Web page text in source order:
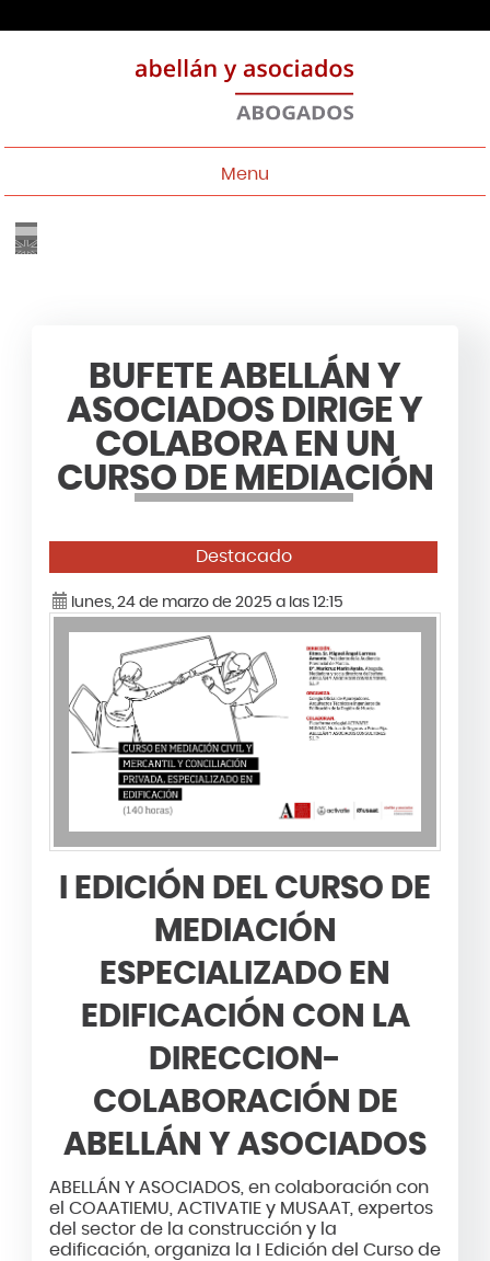
Menu
BUFETE ABELLÁN Y
ASOCIADOS DIRIGE Y
COLABORA EN UN
CURSO DE MEDIACIÓN
Destacado
lunes, 24 de marzo de 2025 a las 12:15
I EDICIÓN DEL CURSO DE
MEDIACIÓN
ESPECIALIZADO EN
EDIFICACIÓN CON LA
DIRECCION-
COLABORACIÓN DE
ABELLÁN Y ASOCIADOS
ABELLÁN Y ASOCIADOS, en colaboración con
el COAATIEMU, ACTIVATIE y MUSAAT, expertos
del sector de la construcción y la
edificación, organiza la I Edición del Curso de